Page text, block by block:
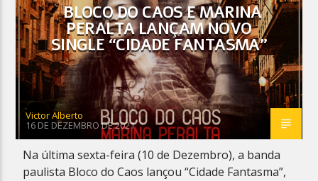
BLOCO DO CAOS E MARINA
PERALTA LANÇAM NOVO
SINGLE “CIDADE FANTASMA”
Victor Alberto
16 DE DEZEMBRO DE 2021
Na última sexta-feira (10 de Dezembro), a banda
paulista Bloco do Caos lançou “Cidade Fantasma”,